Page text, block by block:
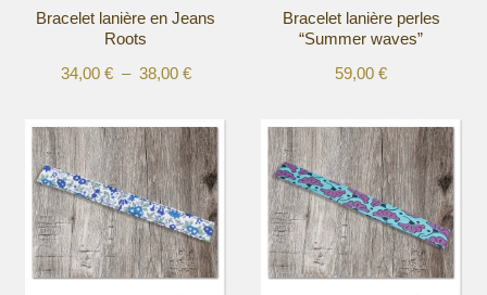
Bracelet lanière en Jeans
Roots
34,00 € – 38,00 €Plage
34,00 €
à
38,00 €
plusieurs
variations.
Les
options
peuvent
être
Bracelet lanière perles
“Summer waves”
59,00€
plusieurs
variations.
Les
options
peuvent
être